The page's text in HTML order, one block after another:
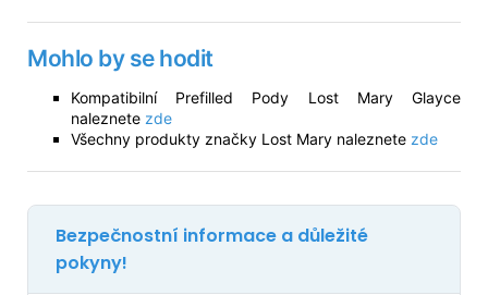
Mohlo by se hodit
Kompatibilní Prefilled Pody Lost Mary Glayce
naleznete zde
Všechny produkty značky Lost Mary naleznete zde